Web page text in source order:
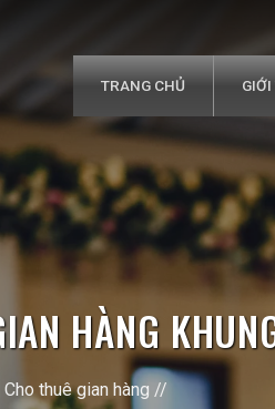
TRANG CHỦ
HÀNG
Cho thuê gian hàng //